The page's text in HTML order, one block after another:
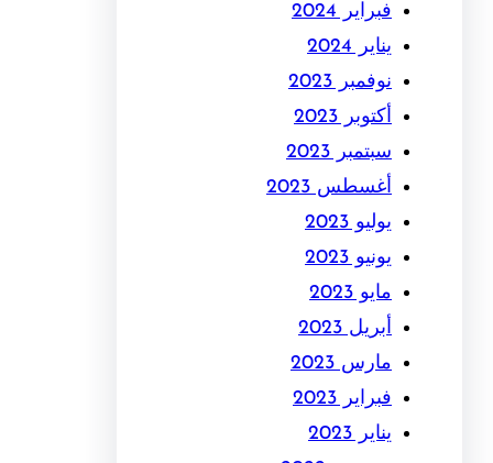
فبراير 2024
يناير 2024
نوفمبر 2023
أكتوبر 2023
سبتمبر 2023
أغسطس 2023
يوليو 2023
يونيو 2023
مايو 2023
أبريل 2023
مارس 2023
فبراير 2023
يناير 2023